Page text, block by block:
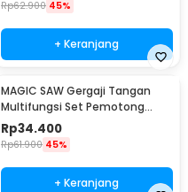
Rp62.900 45%
+ Keranjang
MAGIC SAW Gergaji Tangan
Multifungsi Set Pemotong
Kayu Besi
Rp34.400
Rp61.900 45%
+ Keranjang